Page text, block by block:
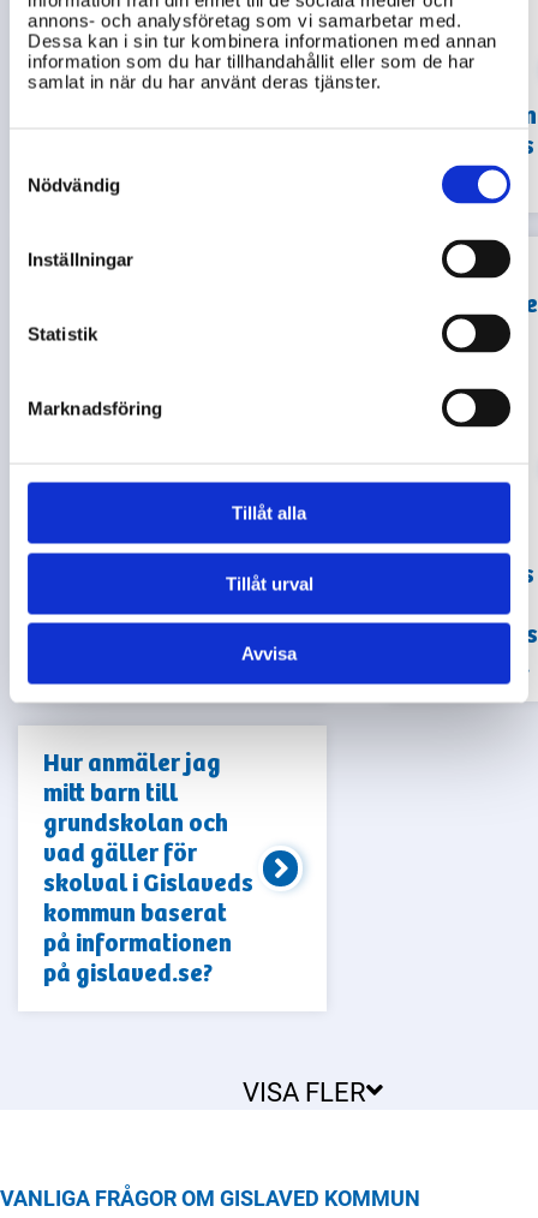
annons- och analysföretag som vi samarbetar med.
Dessa kan i sin tur kombinera informationen med annan
information som du har tillhandahållit eller som de har
samlat in när du har använt deras tjänster.
Selection
Nödvändig
Inställningar
Statistik
Marknadsföring
Tillåt alla
Tillåt urval
Avvisa
parkeringstillstånd
för
rörelsehindrade i
jag i
kontakt
elevhälsan
i Gislaveds
kommun?
Hur gör jag en
Gislaveds
Förklara
kungörelse
i samband
bygglov i
Gislaveds
inklusive
grannar
informeras
beslut görs
offentliga.
Hur anmäler jag
mitt barn till
grundskolan och
vad gäller för
skolval i Gislaveds
kommun baserat
på informationen
på gislaved.se?
VISA FLER
VANLIGA FRÅGOR OM GISLAVED KOMMUN